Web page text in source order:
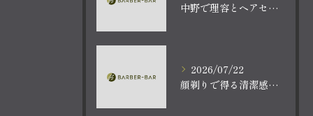
中野で理容とヘアセットを探す方におすすめの賢い選び方と実店舗活用ガイド
2026/07/22
顔剃りで得る清潔感と爽快なリラクゼーション体験